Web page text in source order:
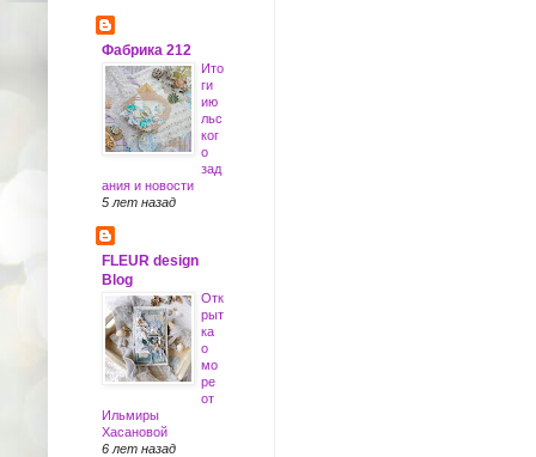
Фабрика 212
Ито
ги
ию
льс
ког
о
зад
ания и новости
5 лет назад
FLEUR design
Blog
Отк
рыт
ка
о
мо
ре
от
Ильмиры
Хасановой
6 лет назад